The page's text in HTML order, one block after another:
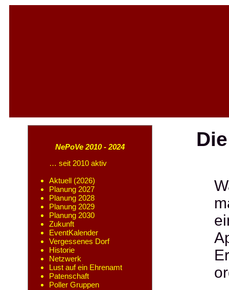
NePoVe 2010 - 2024
… seit 2010 aktiv
Aktuell (2026)
Planung 2027
Planung 2028
Planung 2029
Planung 2030
Zukunft
EventKalender
Vergessenes Dorf
Historie
Netzwerk
Lust auf ein Ehrenamt
Patenschaft
Poller Gruppen